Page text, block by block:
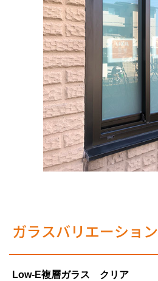
ガラスバリエーション
Low-E複層ガラス クリア